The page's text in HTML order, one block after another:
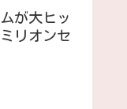
が大ヒッ
リオンセ